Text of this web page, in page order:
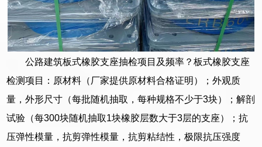
公路建筑板式橡胶支座抽检项目及频率？板式橡胶支座
检测项目：原材料（厂家提供原材料合格证明）；外观质
量，外形尺寸（每批随机抽取，每种规格不少于3块）；解剖
试验（每300块随机抽取1块橡胶层数大于3层的支座）；抗
压弹性模量，抗剪弹性模量，抗剪粘结性，极限抗压强度